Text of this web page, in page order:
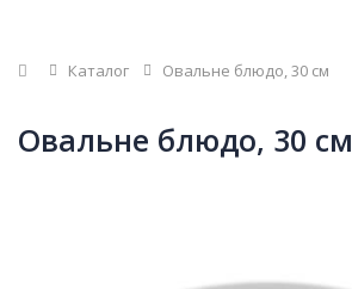
Головна
Каталог
Овальне блюдо, 30 см
Овальне блюдо, 30 см